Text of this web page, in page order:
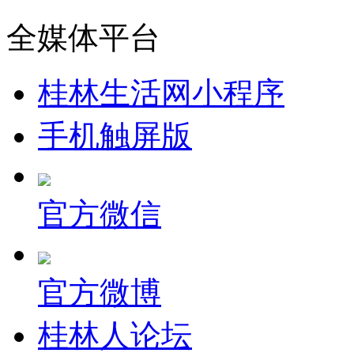
全媒体平台
桂林生活网小程序
手机触屏版
官方微信
官方微博
桂林人论坛